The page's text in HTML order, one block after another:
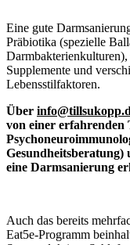
Eine gute
Präbiotika (spezielle
Supplemente und
Lebensstilfaktoren.
Über
von einer
eine Darmsanierung
Auch das bereits
Eat5e-Programm